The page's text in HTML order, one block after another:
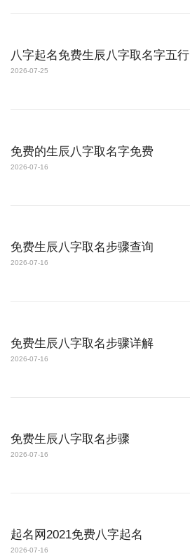
八字起名免费生辰八字取名字五行
2026-07-25
免费的生辰八字取名字免费
2026-07-16
免费生辰八字取名步骤查询
2026-07-16
免费生辰八字取名步骤详解
2026-07-16
免费生辰八字取名步骤
2026-07-16
起名网2021免费八字起名
2026-07-16